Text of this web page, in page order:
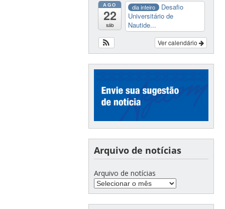
AGO
22
sáb
dia inteiro
Desafio
Universitário de
Nautide...
Ver calendário
Arquivo de notícias
Arquivo de notícias